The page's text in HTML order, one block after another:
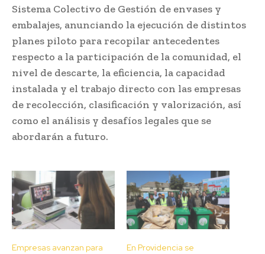
Sistema Colectivo de Gestión de envases y
embalajes, anunciando la ejecución de distintos
planes piloto para recopilar antecedentes
respecto a la participación de la comunidad, el
nivel de descarte, la eficiencia, la capacidad
instalada y el trabajo directo con las empresas
de recolección, clasificación y valorización, así
como el análisis y desafíos legales que se
abordarán a futuro.
Empresas avanzan para
En Providencia se